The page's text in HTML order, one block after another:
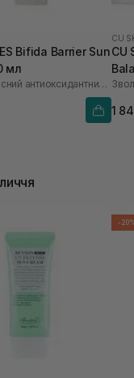
Bifida Barrier Sun
мл
Сонцезахисний антиоксидантний крем
CU
CU
1
-